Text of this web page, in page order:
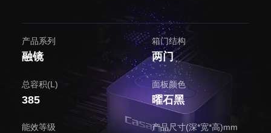
产品系列
融镜
箱门结构
两门
总容积(L)
385
面板颜色
曜石黑
能效等级 产品尺寸(深*宽*高)mm